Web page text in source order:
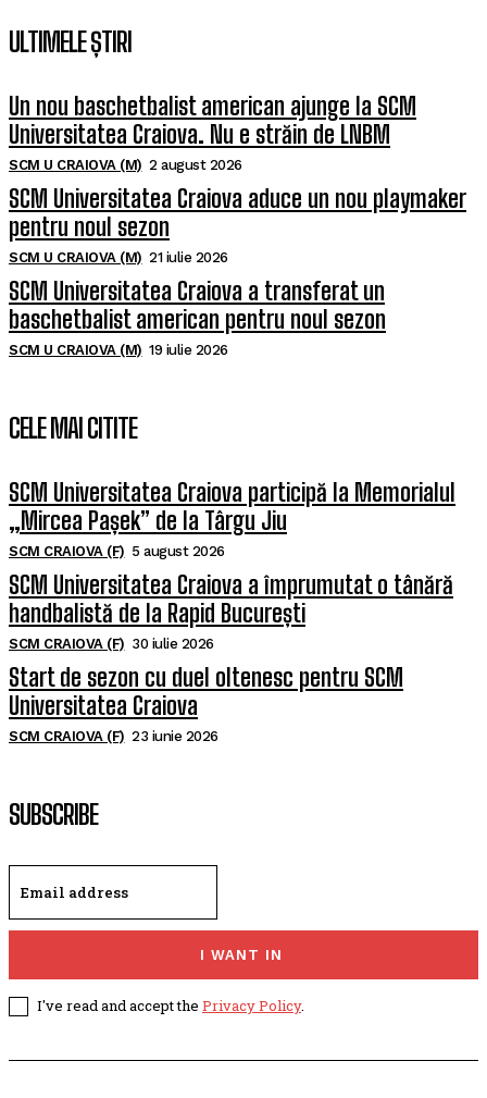
ULTIMELE ȘTIRI
Un nou baschetbalist american ajunge la SCM
Universitatea Craiova. Nu e străin de LNBM
SCM U CRAIOVA (M) 2 august 2026
SCM Universitatea Craiova aduce un nou playmaker
pentru noul sezon
SCM U CRAIOVA (M) 21 iulie 2026
SCM Universitatea Craiova a transferat un
baschetbalist american pentru noul sezon
SCM U CRAIOVA (M) 19 iulie 2026
CELE MAI CITITE
SCM Universitatea Craiova participă la Memorialul
„Mircea Pașek” de la Târgu Jiu
SCM CRAIOVA (F) 5 august 2026
SCM Universitatea Craiova a împrumutat o tânără
handbalistă de la Rapid București
SCM CRAIOVA (F) 30 iulie 2026
Start de sezon cu duel oltenesc pentru SCM
Universitatea Craiova
SCM CRAIOVA (F) 23 iunie 2026
SUBSCRIBE
I WANT IN
I've read and accept the Privacy Policy.